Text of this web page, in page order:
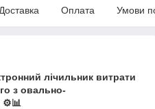
Доставка Оплата Умови
лічильник витрати
з овально-
⚙️📊